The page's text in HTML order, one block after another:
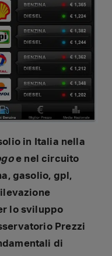
in Italia nella
e nel circuito
gasolio, gpl,
lo sviluppo
Prezzi
di